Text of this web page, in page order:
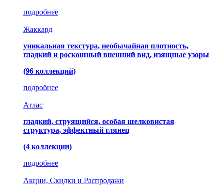
подробнее
Жаккард
уникальная текстура, необычайная плотность,
гладкий и роскошный внешний вид, изящные узоры
(96 коллекций)
подробнее
Атлас
гладкий, струящийся, особая шелковистая
структура, эффектный глянец
(4 коллекции)
подробнее
Акции, Скидки и Распродажи